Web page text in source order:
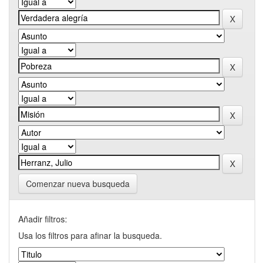
Comenzar nueva busqueda
Añadir filtros:
Usa los filtros para afinar la busqueda.